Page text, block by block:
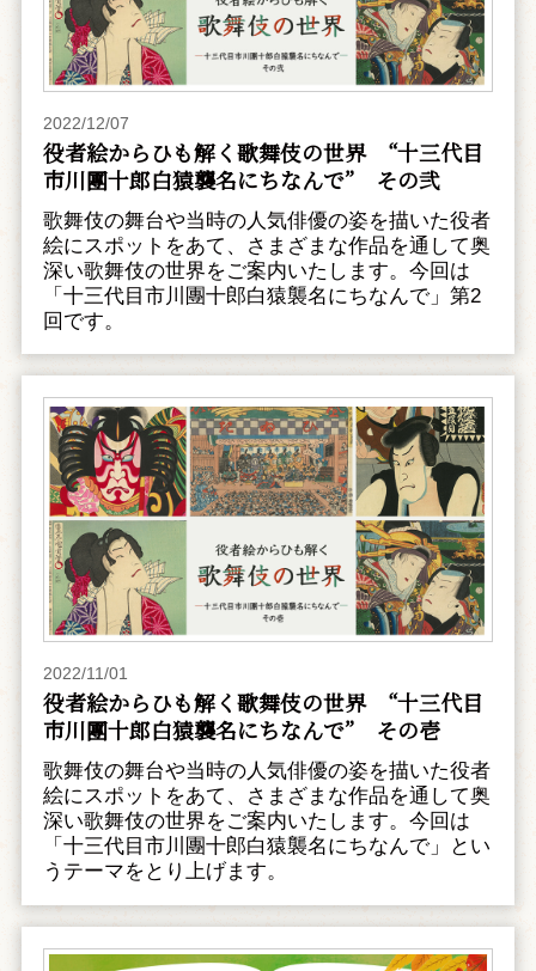
2022/12/07
役者絵からひも解く歌舞伎の世界 “十三代目
市川團十郎白猿襲名にちなんで” その弐
歌舞伎の舞台や当時の人気俳優の姿を描いた役者
絵にスポットをあて、さまざまな作品を通して奥
深い歌舞伎の世界をご案内いたします。今回は
「十三代目市川團十郎白猿襲名にちなんで」第2
回です。
2022/11/01
役者絵からひも解く歌舞伎の世界 “十三代目
市川團十郎白猿襲名にちなんで” その壱
歌舞伎の舞台や当時の人気俳優の姿を描いた役者
絵にスポットをあて、さまざまな作品を通して奥
深い歌舞伎の世界をご案内いたします。今回は
「十三代目市川團十郎白猿襲名にちなんで」とい
うテーマをとり上げます。